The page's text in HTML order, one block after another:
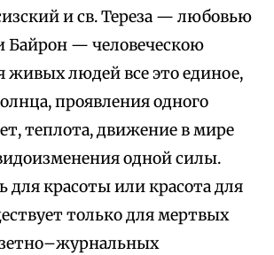
и св. Тереза — любовью
Байрон — человеческою
живых людей все это единое,
проявления одного
теплота, движение в мире
одной силы.
для красоты или красота для
только для мертвых